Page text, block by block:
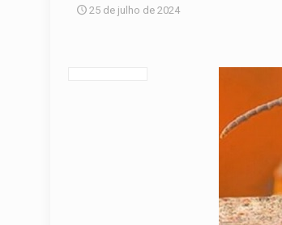
25 de julho de 2024